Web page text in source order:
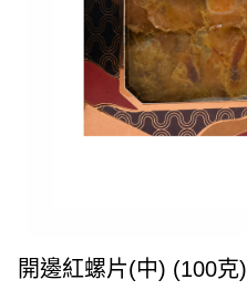
開邊紅螺片(中) (100克)